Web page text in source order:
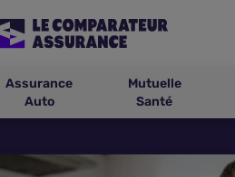
Assurance
Auto
Mutuelle
Santé